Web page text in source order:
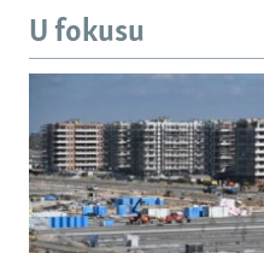
U fokusu